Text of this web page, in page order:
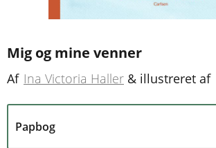
Mig og mine venner
Af Ina Victoria Haller & illustreret af
Papbog